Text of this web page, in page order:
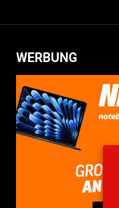
WERBUNG